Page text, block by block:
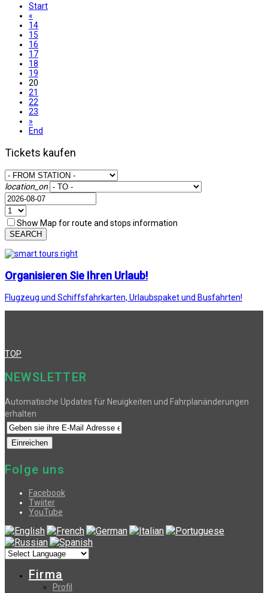
Start
«
14
15
16
17
18
19
20
21
22
23
»
End
Tickets kaufen
location_on
Show Map for route and stops information
SEARCH
Organisieren Sie Ihren Urlaub!
Flugzeug und Schiffsfahrkarten, Urlaubspaket und Busfahrten!
TOP
NEWSLETTER
Automatische Updates für Neuigkeiten und Fahrplanänderungen
erhalten
Folge uns
Facebook
Twiiter
YouTube
Firma
Profil